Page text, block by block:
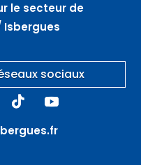
le secteur de
sociaux